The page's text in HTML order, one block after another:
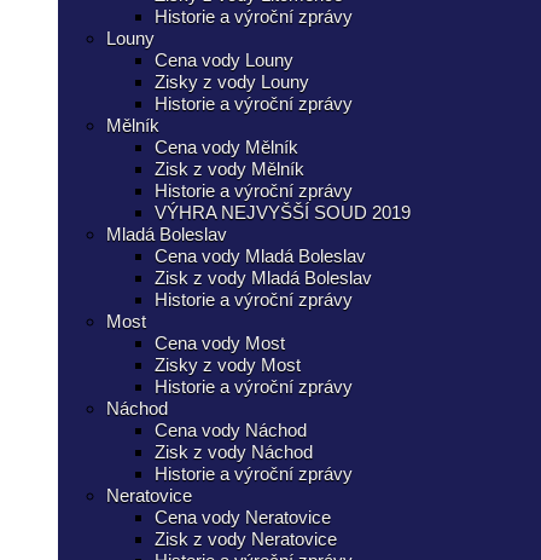
Historie a výroční zprávy
Louny
Cena vody Louny
Zisky z vody Louny
Historie a výroční zprávy
Mělník
Cena vody Mělník
Zisk z vody Mělník
Historie a výroční zprávy
VÝHRA NEJVYŠŠÍ SOUD 2019
Mladá Boleslav
Cena vody Mladá Boleslav
Zisk z vody Mladá Boleslav
Historie a výroční zprávy
Most
Cena vody Most
Zisky z vody Most
Historie a výroční zprávy
Náchod
Cena vody Náchod
Zisk z vody Náchod
Historie a výroční zprávy
Neratovice
Cena vody Neratovice
Zisk z vody Neratovice